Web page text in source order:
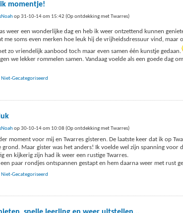
momentje!
op 31-10-14 om 15:42 (Op ontdekking met Twarres)
weer een wonderlijke dag en heb ik weer ontzettend kunnen
me soms even merken hoe leuk hij de vrijheidsdressuur vind,
zo vriendelijk aanbood toch maar even samen één kunstje gedaan.
we lekker rommelen samen. Vandaag voelde als een goede dag
Niet-Gecategoriseerd
op 30-10-14 om 10:08 (Op ontdekking met Twarres)
moment voor mij en Twarres gisteren. De laatste keer dat ik op
Maar gister was het anders! Ik voelde wel zijn spanning voor
en kijkerig zijn had ik weer een rustige Twarres.
paar rondjes ontspannen gestapt en hem daarna weer met rust
Niet-Gecategoriseerd